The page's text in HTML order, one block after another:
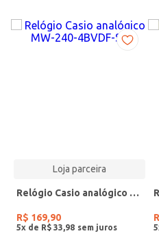
Loja parceira
Relógio Casio analógico MW-240-4BVDF-SC
R$ 169,90
5x de R$ 33 98 5